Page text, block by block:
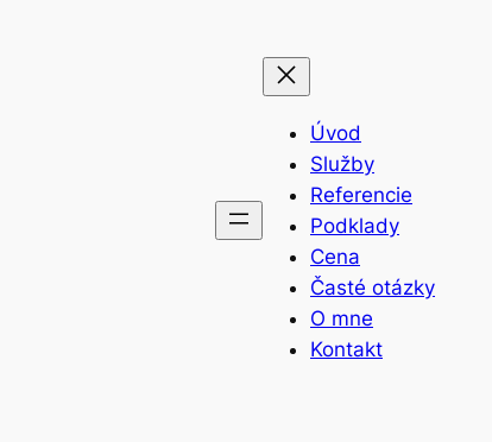
Úvod
Služby
Referencie
Podklady
Cena
Časté otázky
O mne
Kontakt